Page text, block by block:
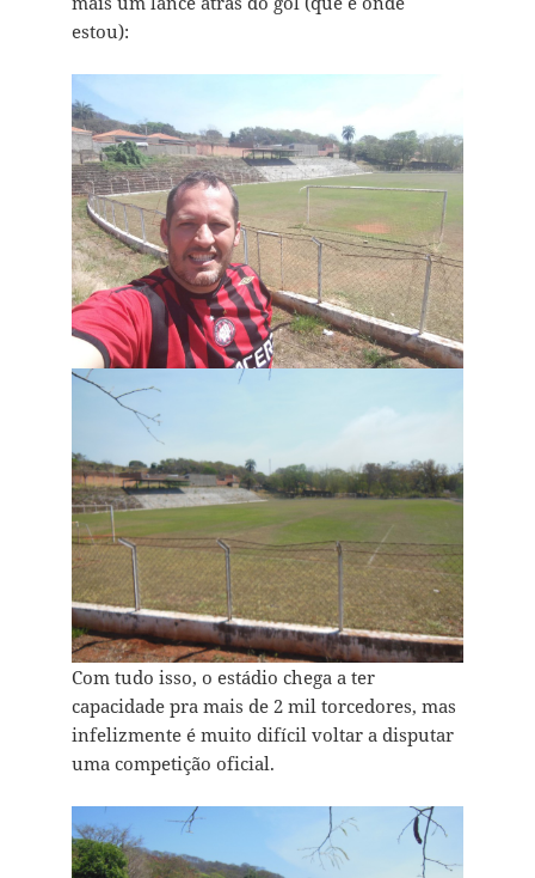
estou):
Com tudo isso, o estádio chega a ter
capacidade pra mais de 2 mil torcedores, mas
infelizmente é muito difícil voltar a disputar
uma competição oficial.